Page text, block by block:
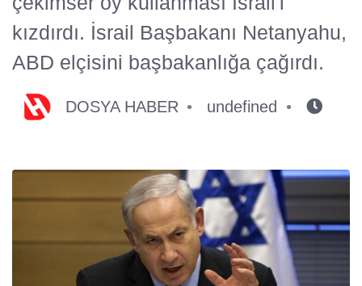
kızdırdı. İsrail Başbakanı Netanyahu,
ABD elçisini başbakanlığa çağırdı.
DOSYA HABER undefined